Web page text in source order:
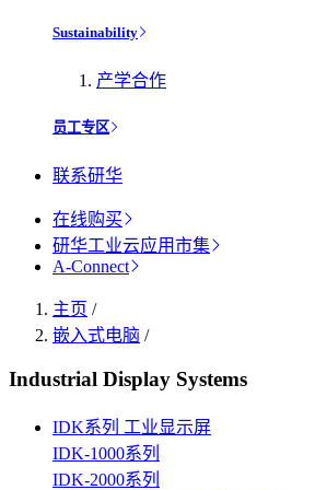
Sustainability
产学合作
员工专区
联系研华
在线购买
研华工业云应用市集
A-Connect
主页 /
嵌入式电脑 /
Industrial Display Systems
IDK系列 工业显示屏
IDK-1000系列
IDK-2000系列